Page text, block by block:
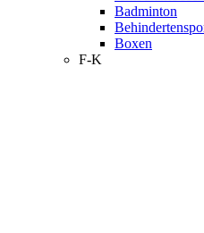
Badminton
Boxen
F-K